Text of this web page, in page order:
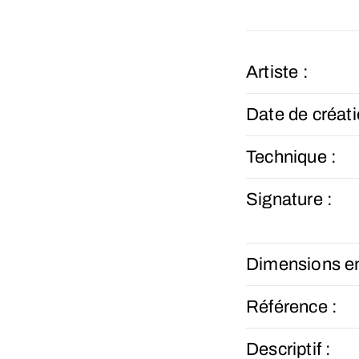
Artiste :
Date de
Technique :
Signature :
Dimensions
Référence :
Descriptif :